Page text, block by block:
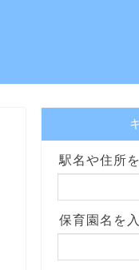
駅名や住所
保育園名を